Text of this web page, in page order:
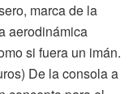
marca de la
aerodinámica
si fuera un imán.
De la consola a